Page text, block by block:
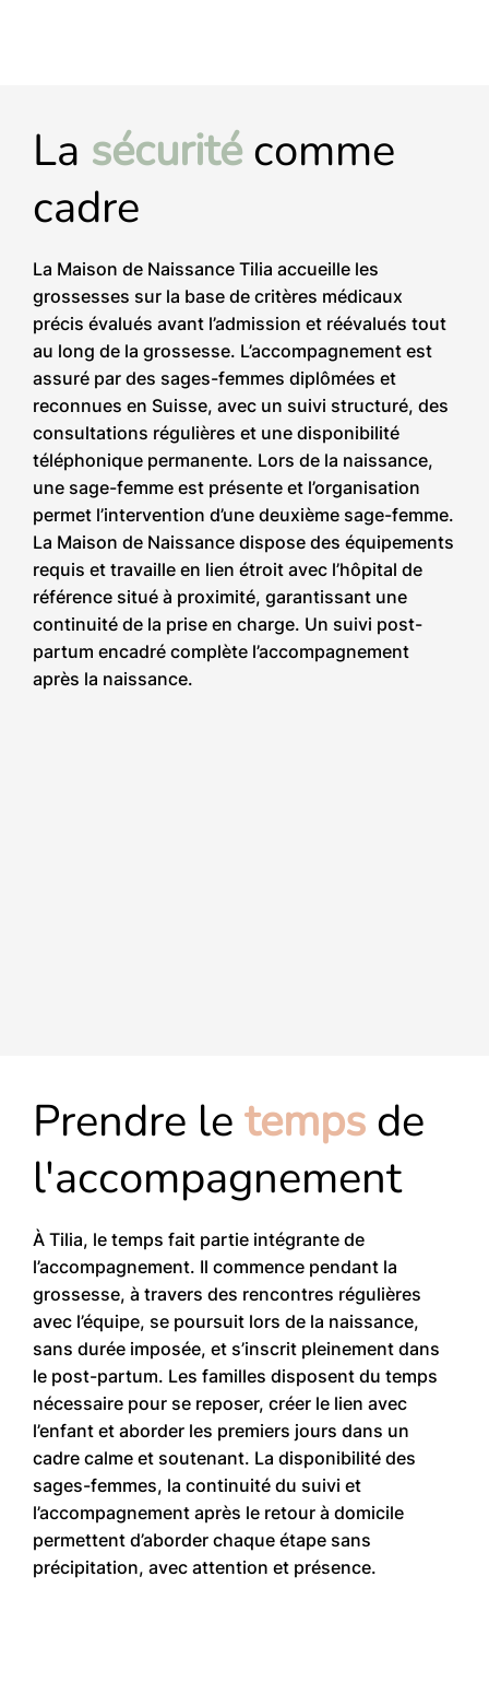
La sécurité comme
cadre
La Maison de Naissance Tilia accueille les
grossesses sur la base de critères médicaux
précis évalués avant l’admission et réévalués tout
au long de la grossesse. L’accompagnement est
assuré par des sages-femmes diplômées et
reconnues en Suisse, avec un suivi structuré, des
consultations régulières et une disponibilité
téléphonique permanente. Lors de la naissance,
une sage-femme est présente et l’organisation
permet l’intervention d’une deuxième sage-femme.
La Maison de Naissance dispose des équipements
requis et travaille en lien étroit avec l’hôpital de
référence situé à proximité, garantissant une
continuité de la prise en charge. Un suivi post-
partum encadré complète l’accompagnement
après la naissance.
Prendre letemps de
l'accompagnement
À Tilia, le temps fait partie intégrante de
l’accompagnement. Il commence pendant la
grossesse, à travers des rencontres régulières
avec l’équipe, se poursuit lors de la naissance,
sans durée imposée, et s’inscrit pleinement dans
le post-partum. Les familles disposent du temps
nécessaire pour se reposer, créer le lien avec
l’enfant et aborder les premiers jours dans un
cadre calme et soutenant. La disponibilité des
sages-femmes, la continuité du suivi et
l’accompagnement après le retour à domicile
permettent d’aborder chaque étape sans
précipitation, avec attention et présence.